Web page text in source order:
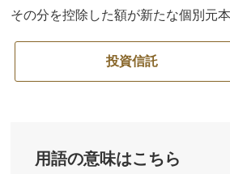
その分を控除した額が新たな個別元本
投資信託
用語の意味はこちら